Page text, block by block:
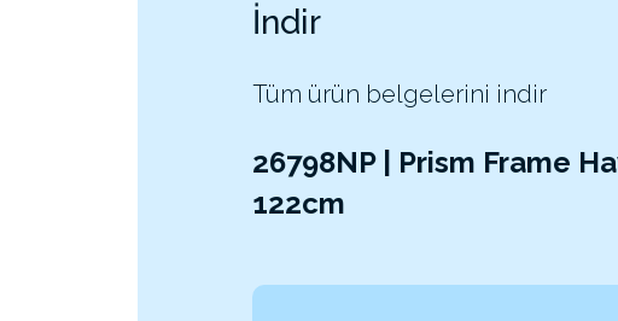
İndir
Tüm ürün belgelerini indir
26798NP | Prism Frame
122cm